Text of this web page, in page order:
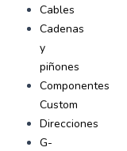
Cables
Cadenas
y
piñones
Componentes
Custom
Direcciones
G-